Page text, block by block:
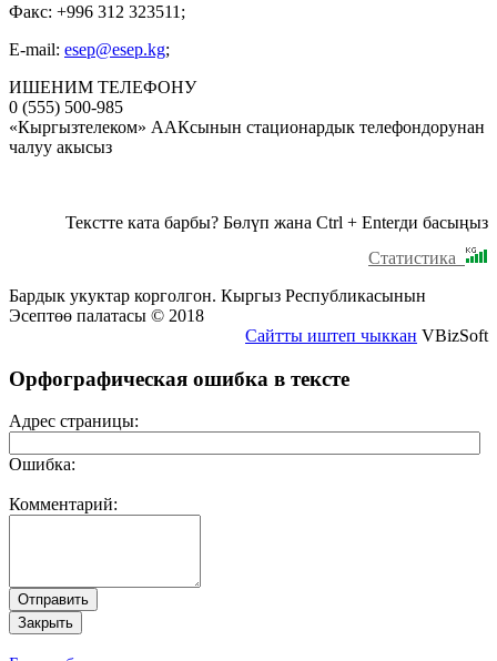
Факс: +996 312 323511;
E-mail: esep@esep.kg;
ИШЕНИМ ТЕЛЕФОНУ
0 (555) 500-985
«Кыргызтелеком» ААКсынын стационардык телефондорунан
чалуу акысыз
Текстте ката барбы? Бөлүп жана Ctrl + Enterди басыңыз
Статистика
Бардык укуктар корголгон. Кыргыз Республикасынын
Эсептөө палатасы © 2018
Сайтты иштеп чыккан VBizSoft
Орфографическая ошибка в тексте
Адрес страницы:
Ошибка:
Комментарий: